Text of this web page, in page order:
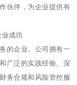
伙伴，为企业提供有
成功
的企业。公司拥有一
广泛的实践经验。深
务合规和风险管控服